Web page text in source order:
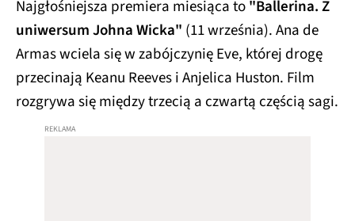
Najgłośniejsza premiera miesiąca to"Ballerina. Z
uniwersum Johna Wicka" (11 września). Ana de
Armas wciela się w zabójczynię Eve, której drogę
przecinają Keanu Reeves i Anjelica Huston. Film
rozgrywa się między trzecią a czwartą częścią sagi.